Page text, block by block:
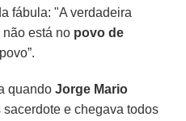
fábula: "A verdadeira
não está no povo de
quandoJorge Mario
e chegava todos